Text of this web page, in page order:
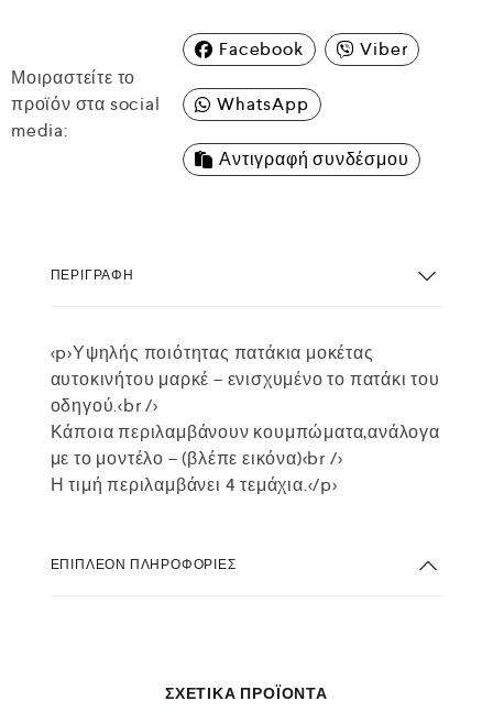
Μοιραστείτε το
προϊόν στα social
media:
Facebook Viber
WhatsApp
Αντιγραφή συνδέσμου
ΠΕΡΙΓΡΑΦΉ
<p>Υψηλής ποιότητας πατάκια μοκέτας
αυτοκινήτου μαρκέ – ενισχυμένο το πατάκι του
οδηγού.<br />
Κάποια περιλαμβάνουν κουμπώματα,ανάλογα
με το μοντέλο – (βλέπε εικόνα)<br />
Η τιμή περιλαμβάνει 4 τεμάχια.</p>
ΕΠΙΠΛΈΟΝ ΠΛΗΡΟΦΟΡΊΕΣ
ΣΧΕΤΙΚΆ ΠΡΟΪΌΝΤΑ